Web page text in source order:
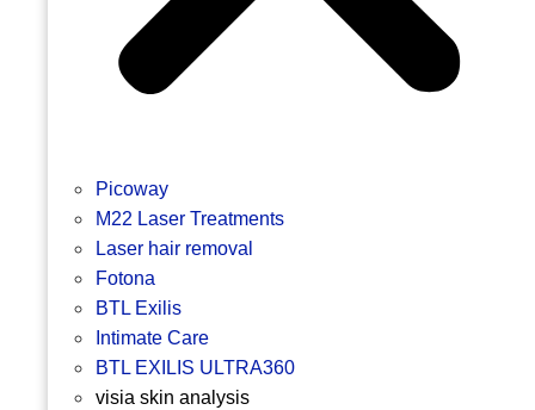
Picoway
M22 Laser Treatments
Laser hair removal
Fotona
BTL Exilis
Intimate Care
BTL EXILIS ULTRA360
visia skin analysis